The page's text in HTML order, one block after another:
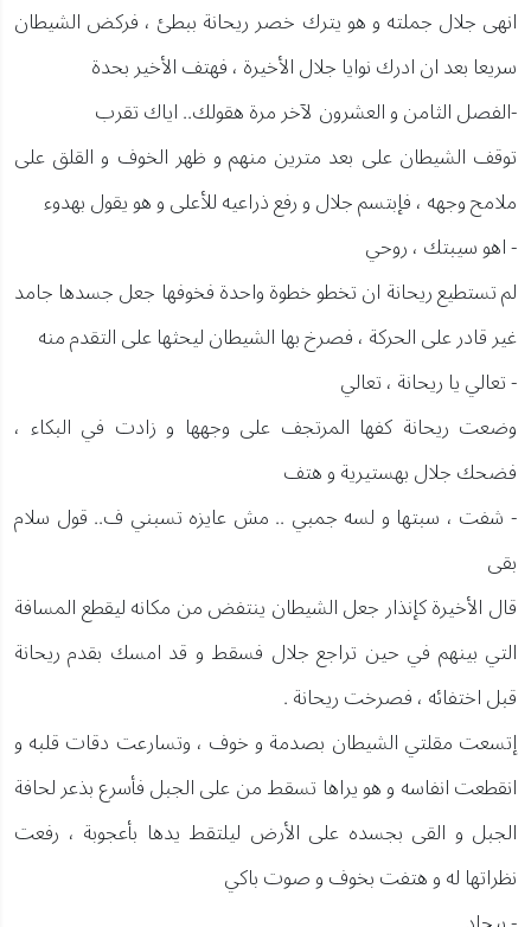
انهى جلال جملته و هو يترك خصر ريحانة ببطئ ، فركض الشيطان
سريعا بعد ان ادرك نوايا جلال الأخيرة ، فهتف الأخير بحدة
-الفصل الثامن و العشرون لآخر مرة هقولك.. اياك تقرب
توقف الشيطان على بعد مترين منهم و ظهر الخوف و القلق على
ملامح وجهه ، فإبتسم جلال و رفع ذراعيه للأعلى و هو يقول بهدوء
- اهو سيبتك ، روحي
لم تستطيع ريحانة ان تخطو خطوة واحدة فخوفها جعل جسدها جامد
غير قادر على الحركة ، فصرخ بها الشيطان ليحثها على التقدم منه
- تعالي يا ريحانة ، تعالي
وضعت ريحانة كفها المرتجف على وجهها و زادت في البكاء ،
فضحك جلال بهستيرية و هتف
- شفت ، سبتها و لسه جمبي .. مش عايزه تسبني ف.. قول سلام
بقى
قال الأخيرة كإنذار جعل الشيطان ينتفض من مكانه ليقطع المسافة
التي بينهم في حين تراجع جلال فسقط و قد امسك بقدم ريحانة
قبل اختفائه ، فصرخت ريحانة .
إتسعت مقلتي الشيطان بصدمة و خوف ، وتسارعت دقات قلبه و
انقطعت انفاسه و هو يراها تسقط من على الجبل فأسرع بذعر لحافة
الجبل و القى بجسده على الأرض ليلتقط يدها بأعجوبة ، رفعت
نظراتها له و هتفت بخوف و صوت باكي